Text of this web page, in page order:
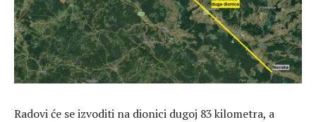
Radovi će se izvoditi na dionici dugoj 83 kilometra, a